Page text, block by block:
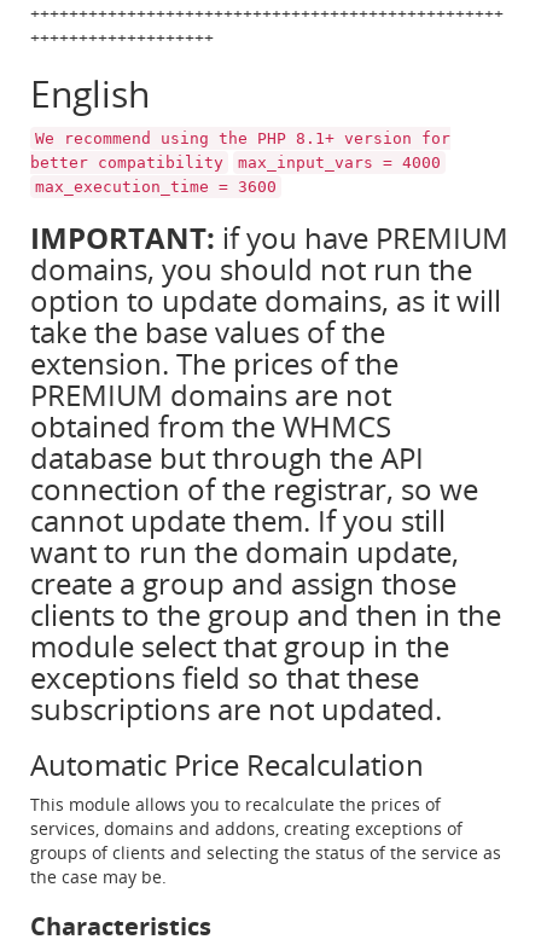
+++++++++++++++++++++++++++++++++++++++++++++++++
+++++++++++++++++++
English
We recommend using the PHP 8.1+ version for
better compatibility
max_input_vars = 4000
max_execution_time = 3600
IMPORTANT: if you have PREMIUM
domains, you should not run the
option to update domains, as it will
take the base values of the
extension. The prices of the
PREMIUM domains are not
obtained from the WHMCS
database but through the API
connection of the registrar, so we
cannot update them. If you still
want to run the domain update,
create a group and assign those
clients to the group and then in the
module select that group in the
exceptions field so that these
subscriptions are not updated.
Automatic Price Recalculation
This module allows you to recalculate the prices of
services, domains and addons, creating exceptions of
groups of clients and selecting the status of the service as
the case may be.
Characteristics